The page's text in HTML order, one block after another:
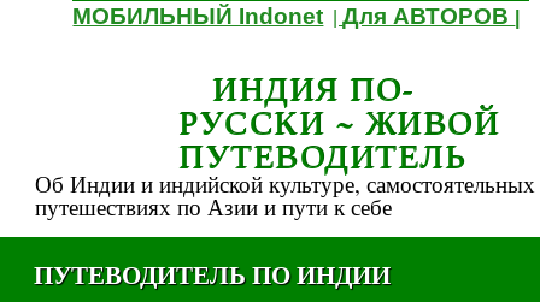
МОБИЛЬНЫЙ Indonet |Для АВТОРОВ
ИНДИЯ ПО-
РУССКИ ~ ЖИВОЙ
ПУТЕВОДИТЕЛЬ
Об Индии и индийской культуре, самостоятельных
путешествиях по Азии и пути к себе
ПУТЕВОДИТЕЛЬ ПО ИНДИИ